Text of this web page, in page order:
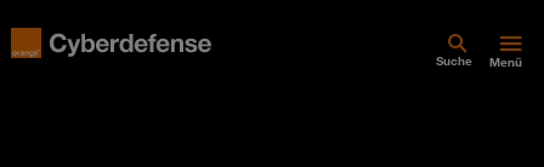
Suche Menü